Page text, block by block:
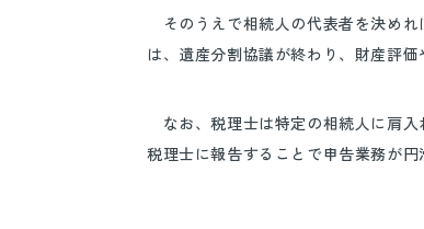
そのうえで相続人の代表者を決め
は、遺産分割協議が終わり、財産評
なお、税理士は特定の相続人に肩
税理士に報告することで申告業務が円